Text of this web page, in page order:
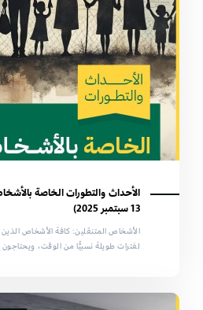
13 سبتمبر 2025)
الأشخاص المتنقلين: كافة الأشخاص
لفترات طويلة نسبيًّا من الوقت،